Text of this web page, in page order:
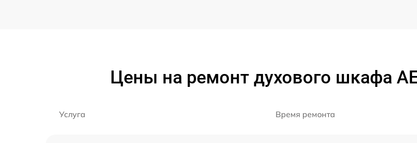
Цены на ремонт духового шкафа
Услуга Время ремонта